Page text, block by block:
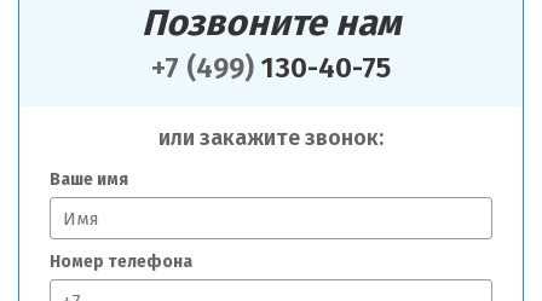
Позвоните нам
+7 (499) 130-40-75
или закажите звонок:
Ваше имя
Номер телефона